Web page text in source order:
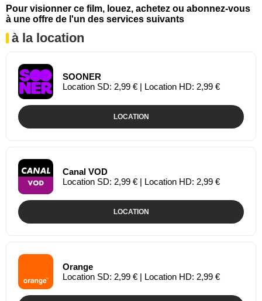
Pour visionner ce film, louez, achetez ou abonnez-vous
à une offre de l'un des services suivants
à la location
SOONER
Location SD: 2,99 € | Location HD: 2,99 €
LOCATION
Canal VOD
Location SD: 2,99 € | Location HD: 2,99 €
LOCATION
Orange
Location SD: 2,99 € | Location HD: 2,99 €